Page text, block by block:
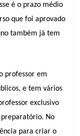
é o prazo médio
que foi aprovado
também já tem
professor em
e tem vários
exclusivo
No
para criar o